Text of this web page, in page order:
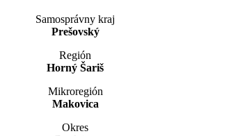
Samosprávny kraj
Prešovský
Región
Horný Šariš
Mikroregión
Makovica
Okres